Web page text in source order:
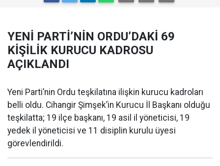
YENİ PARTİ’NİN ORDU’DAKİ 69
KİŞİLİK KURUCU KADROSU
AÇIKLANDI
Yeni Parti’nin Ordu teşkilatına ilişkin kurucu kadroları
belli oldu. Cihangir Şimşek’in Kurucu İl Başkanı olduğu
teşkilatta; 19 ilçe başkanı, 19 asil il yöneticisi, 19
yedek il yöneticisi ve 11 disiplin kurulu üyesi
görevlendirildi.